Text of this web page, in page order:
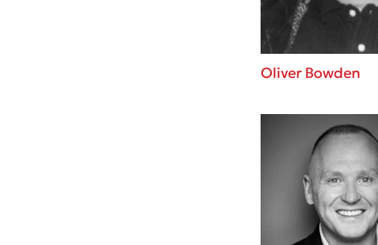
Oliver Bowden